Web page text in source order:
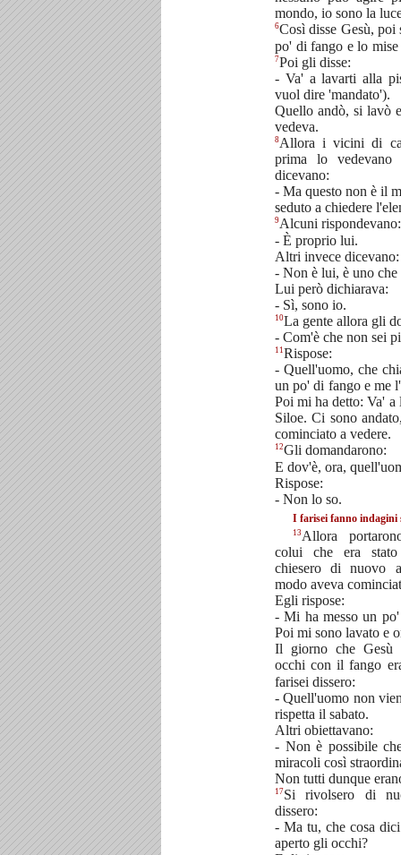
mondo, io sono la
6Così disse Gesù, poi
po' di fango e lo
7Poi gli disse:
- Va' a lavarti alla
vuol dire 'mandato').
Quello andò, si lavò
vedeva.
8 Allora i vicini di
prima lo vedevano
dicevano:
- Ma questo non è il
seduto a chiedere
9Alcuni rispondevano:
- È proprio lui.
Altri invece dicevano:
- Non è lui, è uno
Lui però dichiarava:
- Sì, sono io.
10La gente allora gli
- Com'è che non sei
11 Rispose:
- Quell'uomo, che
un po' di fango e me
Poi mi ha detto: Va'
Siloe. Ci sono
cominciato a vedere.
12Gli domandarono:
E dov'è, ora,
Rispose:
- Non lo so.
I farisei fanno indagini
13 Allora
colui che era
chiesero di nuovo
modo aveva
Egli rispose:
- Mi ha messo un
Poi mi sono lavato e
Il giorno che Gesù
occhi con il fango
farisei dissero:
- Quell'uomo non
rispetta il sabato.
Altri obiettavano:
- Non è possibile
miracoli così
Non tutti dunque
17Si rivolsero di
dissero:
- Ma tu, che cosa
aperto gli occhi?